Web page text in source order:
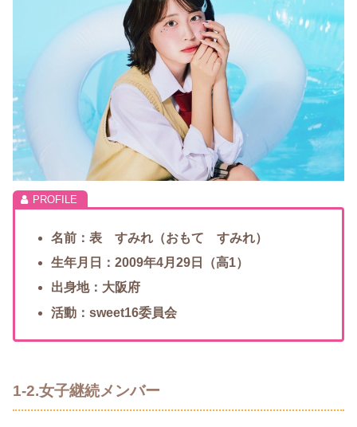
名前：表 すみれ（おもて すみれ）
生年月日：2009年4月29日（高1）
出身地：大阪府
活動：sweet16委員会
1-2.女子継続メンバー